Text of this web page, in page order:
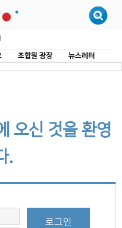
조합원 광장 뉴스레터
오신 것을 환영
.